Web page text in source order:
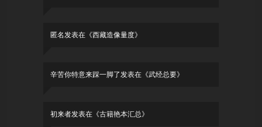
匿名发表在《西藏造像量度》
辛苦你特意来踩一脚了发表在《武经总要》
初来者发表在《古籍艳本汇总》